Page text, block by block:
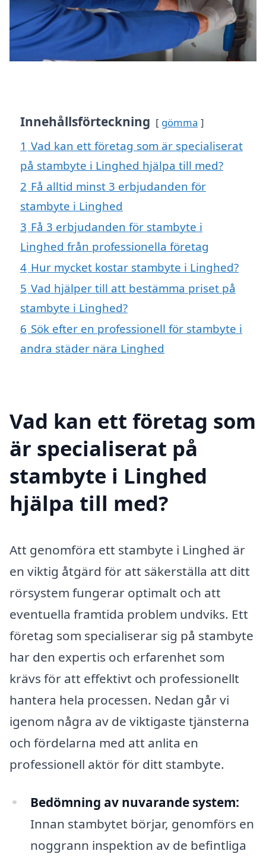
Innehållsförteckning gömma
1 Vad kan ett företag som är specialiserat
på stambyte i Linghed hjälpa till med?
2 Få alltid minst 3 erbjudanden för
stambyte i Linghed
3 Få 3 erbjudanden för stambyte i
Linghed från professionella företag
4 Hur mycket kostar stambyte i Linghed?
5 Vad hjälper till att bestämma priset på
stambyte i Linghed?
6 Sök efter en professionell för stambyte i
andra städer nära Linghed
Vad kan ett företag som
är specialiserat på
stambyte i Linghed
hjälpa till med?
Att genomföra ett stambyte i Linghed är
en viktig åtgärd för att säkerställa att ditt
rörsystem fungerar optimalt och att
eventuella framtida problem undviks. Ett
företag som specialiserar sig på stambyte
har den expertis och erfarenhet som
krävs för att effektivt och professionellt
hantera hela processen. Nedan går vi
igenom några av de viktigaste tjänsterna
och fördelarna med att anlita en
professionell aktör för ditt stambyte.
Bedömning av nuvarande system:
Innan stambytet börjar, genomförs en
noggrann inspektion av de befintliga